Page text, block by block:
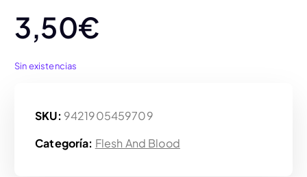
3,50€
Sin existencias
SKU: 9421905459709
Categoría: Flesh And Blood